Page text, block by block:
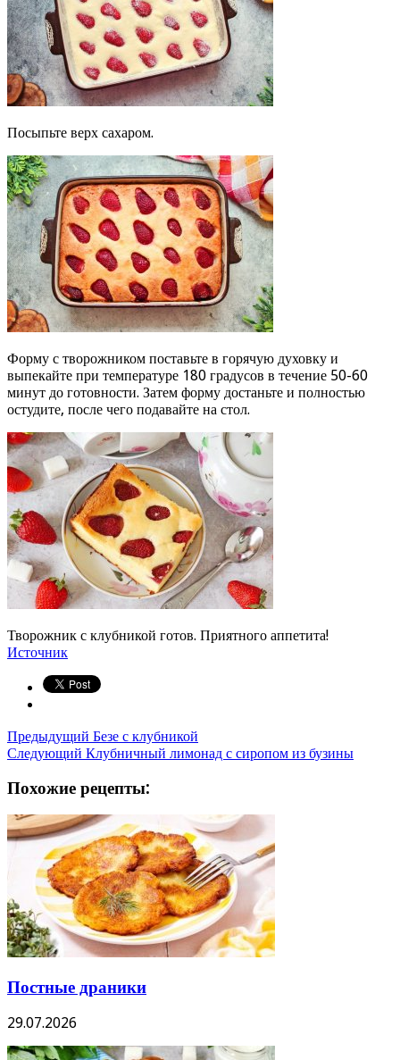
Посыпьте верх сахаром.
Форму с творожником поставьте в горячую духовку и
выпекайте при температуре 180 градусов в течение 50-60
минут до готовности. Затем форму достаньте и полностью
остудите, после чего подавайте на стол.
Творожник с клубникой готов. Приятного аппетита!
Источник
Предыдущий Безе с клубникой
Следующий Клубничный лимонад с сиропом из бузины
Похожие рецепты:
Постные драники
29.07.2026